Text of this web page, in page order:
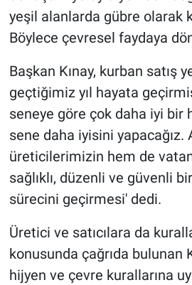
yeşil alanlarda gübre olarak
Böylece çevresel faydaya
Başkan Kınay, kurban satış
geçtiğimiz yıl hayata
seneye göre çok daha iyi bir
sene daha iyisini yapacağız.
üreticilerimizin hem de
sağlıklı, düzenli ve güvenli
sürecini geçirmesi' dedi.
Üretici ve satıcılara da
konusunda çağrıda bulunan
hijyen ve çevre kurallarına